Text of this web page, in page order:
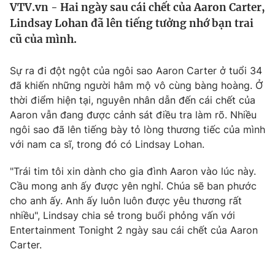
Thế giới
Tin tức
Câu chuyện quốc tế
Kinh tế
Tài chính
Thị trường
Góc doanh nghiệp
Dữ liệu và đời sống
Truyền hình
Phim VTV
Hậu trường
Nhân vật
Khán giả
Giải sao mai
Điện ảnh
Âm nhạc
Sao
Đời sống
Du lịch
Làm đẹp
Giáo dục
Tuyển sinh
VTV.vn - Hai ngày sau cái chết của Aaron Carter,
Lindsay Lohan đã lên tiếng tưởng nhớ bạn trai
cũ của mình.
Sự ra đi đột ngột của ngôi sao Aaron Carter ở tuổi 34
đã khiến những người hâm mộ vô cùng bàng hoàng. Ở
thời điểm hiện tại, nguyên nhân dẫn đến cái chết của
Aaron vẫn đang được cảnh sát điều tra làm rõ. Nhiều
ngôi sao đã lên tiếng bày tỏ lòng thương tiếc của mình
với nam ca sĩ, trong đó có Lindsay Lohan.
"Trái tim tôi xin dành cho gia đình Aaron vào lúc này.
Cầu mong anh ấy được yên nghỉ. Chúa sẽ ban phước
cho anh ấy. Anh ấy luôn luôn được yêu thương rất
nhiều", Lindsay chia sẻ trong buổi phỏng vấn với
Entertainment Tonight 2 ngày sau cái chết của Aaron
Carter.